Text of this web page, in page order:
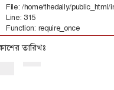
File: /home/thedaily/public_html/
Line: 315
Function: require_once
তারিখঃ